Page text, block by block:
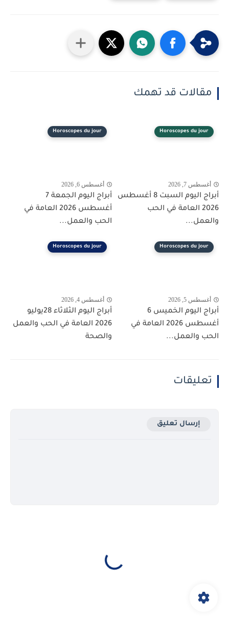
مقالات قد تهمك
Horoscopes du jour
أغسطس 7, 2026
أبراج اليوم السبت 8 أغسطس
2026 العامة في الحب
والعمل...
Horoscopes du jour
أغسطس 6, 2026
أبراج اليوم الجمعة 7
أغسطس 2026 العامة في
الحب والعمل...
Horoscopes du jour
أغسطس 5, 2026
أبراج اليوم الخميس 6
أغسطس 2026 العامة في
الحب والعمل...
Horoscopes du jour
أغسطس 4, 2026
أبراج اليوم الثلاثاء 28يوليو
2026 العامة في الحب والعمل
والصحة
تعليقات
إرسال تعليق